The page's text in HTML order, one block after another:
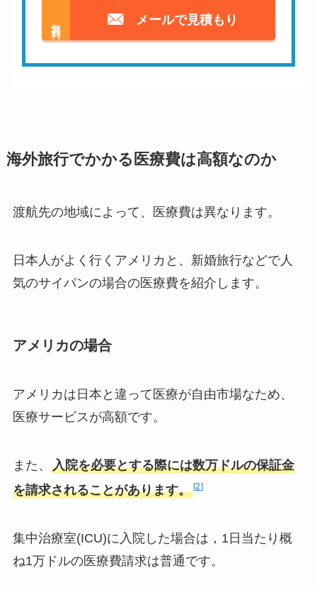
メールで見積もり
海外旅行でかかる医療費は高額なのか
渡航先の地域によって、医療費は異なります。
日本人がよく行くアメリカと、新婚旅行などで人
気のサイパンの場合の医療費を紹介します。
アメリカの場合
アメリカは日本と違って医療が自由市場なため、
医療サービスが高額です。
また、 入院を必要とする際には数万ドルの保証金
を請求されることがあります。 2
集中治療室(ICU)に入院した場合は，1日当たり概
ね1万ドルの医療費請求は普通です。